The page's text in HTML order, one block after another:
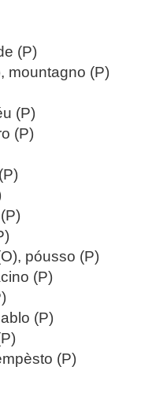
(P)
mountagno (P)
(P)
(P)
póusso (P)
(P)
(P)
(P)